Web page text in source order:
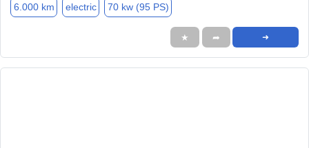
6.000 km electric 70 kw (95 PS)
★ ➦ ➜